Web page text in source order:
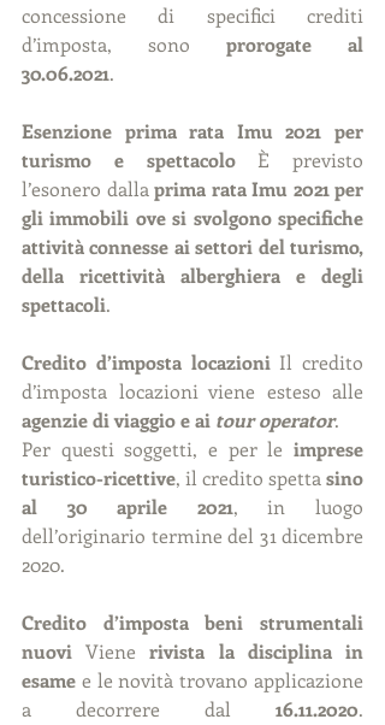
concessione di specifici crediti
d’imposta, sono prorogate al
30.06.2021.
Esenzione prima rata Imu 2021 per
turismo e spettacolo È previsto
l’esonero dalla prima rata Imu 2021 per
gli immobili ove si svolgono specifiche
attività connesse ai settori del turismo,
della ricettività alberghiera e degli
spettacoli.
Credito d’imposta locazioni Il credito
agenzie di viaggio e ai tour operator.
Per questi soggetti, e per le imprese
turistico-ricettive, il credito spetta sino
al 30 aprile 2021, in luogo
dell’originario termine del 31 dicembre
2020.
Credito d’imposta beni strumentali
nuovi Viene rivista la disciplina in
esame e le novità trovano applicazione
a decorrere dal 16.11.2020.